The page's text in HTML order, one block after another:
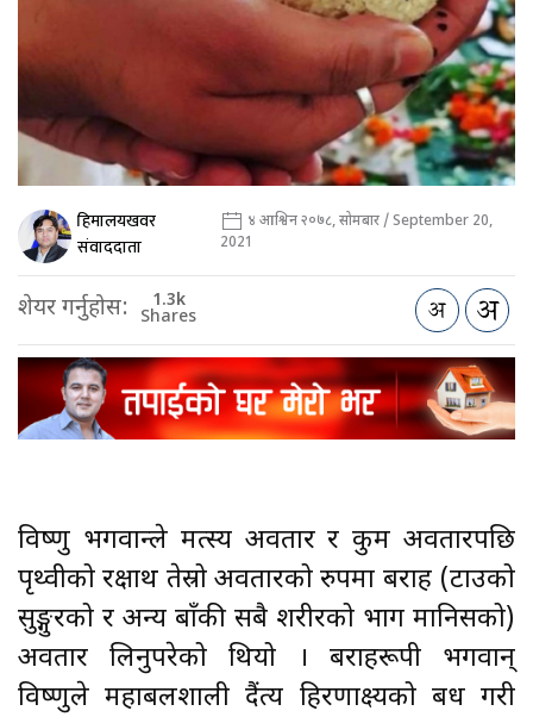
हिमालयखवर
संवाददाता
४ आश्विन २०७८, सोमबार / September 20,
2021
शेयर गर्नुहोस: 1.3k
Shares
विष्णु भगवान्ले मत्स्य अवतार र कुर्म अवतारपछि
पृथ्वीको रक्षार्थ तेस्रो अवतारको रुपमा बराह (टाउको
सुङ्गुरको र अन्य बाँकी सबै शरीरको भाग मानिसको)
अवतार लिनुपरेको थियो । बराहरूपी भगवान्
विष्णुले महाबलशाली दैंत्य हिरणाक्ष्यको बध गरी